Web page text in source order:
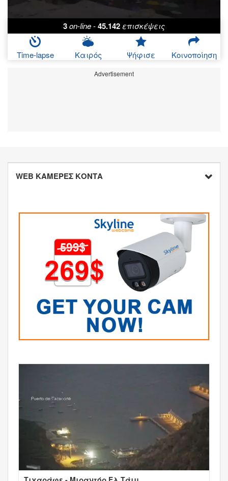
3on-line-45.142επισκέψεις
Time-lapse Καιρός Ψήφισε Κοινοποίηση
Advertisement
WEB ΚΑΜΕΡΕΣ ΚΟΝΤΑ